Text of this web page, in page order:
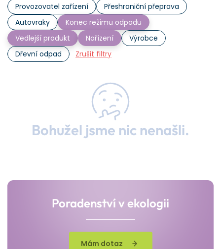
Provozovatel zařízení
Přeshraniční přeprava
Autovraky
Konec režimu odpadu
Vedlejší produkt
Nařízení
Výrobce
Dřevní odpad
Zrušit filtry
Bohužel jsme nic nenašli.
Poradenství v ekologii
Mám dotaz